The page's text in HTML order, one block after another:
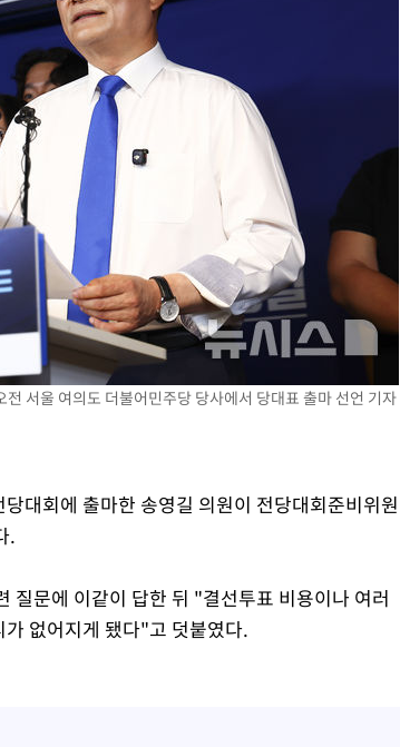
서울 여의도 더불어민주당 당사에서 당대표 출마 선언 기자
대회에 출마한 송영길 의원이 전당대회준비위원
.
질문에 이같이 답한 뒤 "결선투표 비용이나 여러
없어지게 됐다"고 덧붙였다.